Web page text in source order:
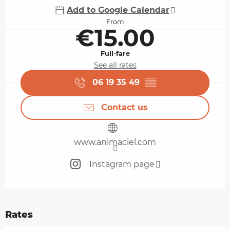
Add to Google Calendar
From
€15.00
Full-fare
See all rates
06 19 35 49 ▒▒
Contact us
www.animaciel.com
Instagram page
Rates